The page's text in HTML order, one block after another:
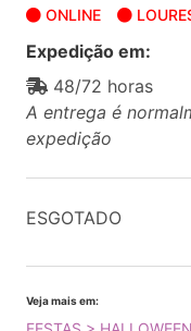
ONLINE
Expedição em:
48/72 horas
A entrega é
expedição
ESGOTADO
Veja mais em: